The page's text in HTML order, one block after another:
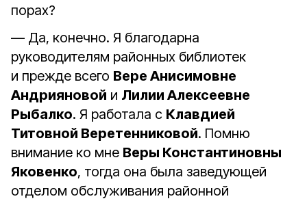
порах?
— Да, конечно. Я благодарна
руководителям районных библиотек
и прежде всего Вере Анисимовне
Андрияновой и Лилии Алексеевне
Рыбалко. Я работала с Клавдией
Титовной Веретенниковой. Помню
внимание ко мне Веры Константиновны
Яковенко, тогда она была заведующей
отделом обслуживания районной